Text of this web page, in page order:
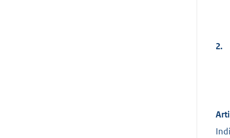
2.